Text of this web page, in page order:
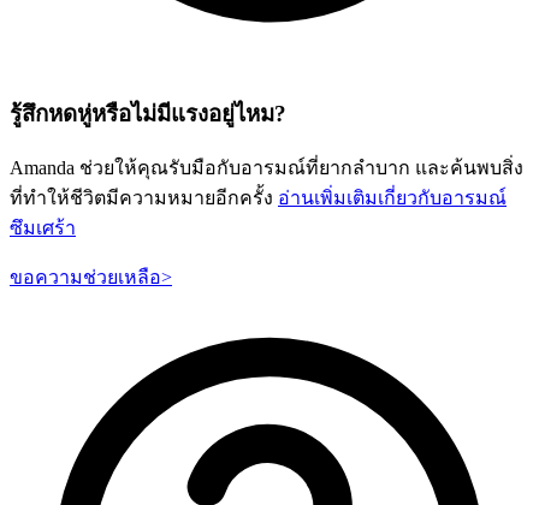
รู้สึกหดหู่หรือไม่มีแรงอยู่ไหม?
Amanda ช่วยให้คุณรับมือกับอารมณ์ที่ยากลำบาก และค้นพบสิ่ง
ที่ทำให้ชีวิตมีความหมายอีกครั้ง อ่านเพิ่มเติมเกี่ยวกับอารมณ์
ซึมเศร้า
ขอความช่วยเหลือ>